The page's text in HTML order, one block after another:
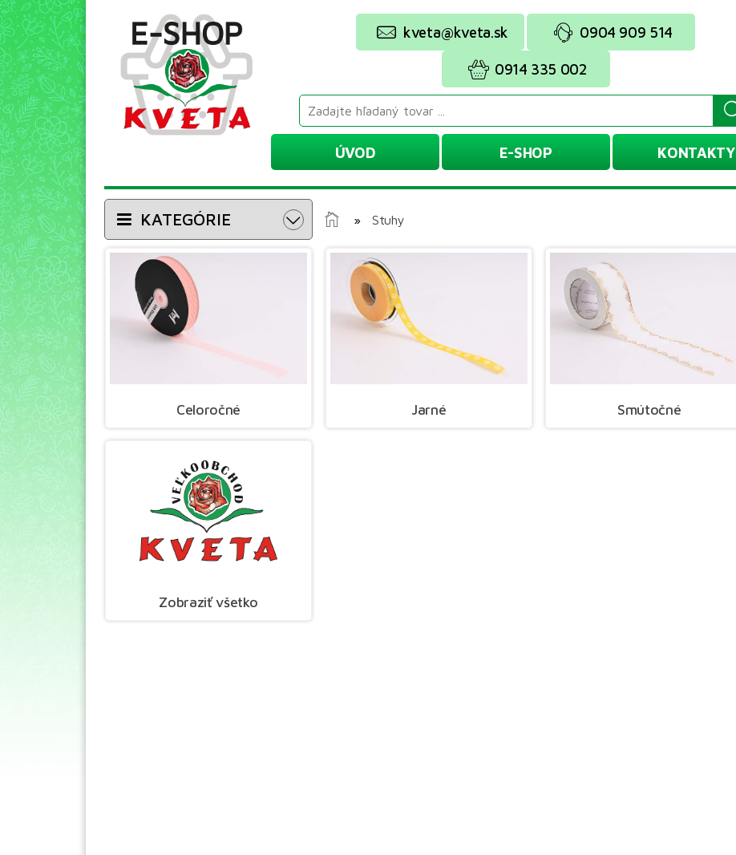
kveta@kveta.sk 0904 909 514
0914 335 002
E-SHOP
ÚVOD KONTAKTY
KATEGÓRIE » Stuhy
Celoročné Jarné Smútočné
Zobraziť všetko